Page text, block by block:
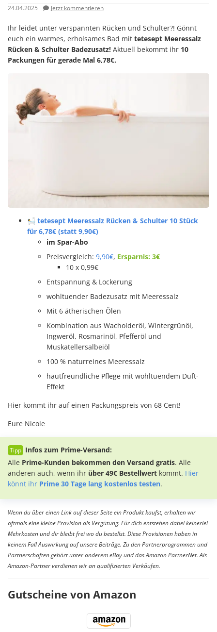
24.04.2025 Jetzt kommentieren
Ihr leidet unter verspannten Rücken und Schulter?! Gönnt
euch ein warmes, erholsames Bad mit tetesept Meeressalz
Rücken & Schulter Badezusatz! Aktuell bekommt ihr 10
Packungen für gerade Mal 6,78€.
🛀 tetesept Meeressalz Rücken & Schulter 10 Stück
für 6,78€ (statt 9,90€)
im Spar-Abo
Preisvergleich: 9,90€, Ersparnis: 3€
10 x 0,99€
Entspannung & Lockerung
wohltuender Badezusatz mit Meeressalz
Mit 6 ätherischen Ölen
Kombination aus Wacholderöl, Wintergrünöl,
Ingweröl, Rosmarinöl, Pfefferöl und
Muskatellersalbeiöl
100 % naturreines Meeressalz
hautfreundliche Pflege mit wohltuendem Duft-
Effekt
Hier kommt ihr auf einen Packungspreis von 68 Cent!
Eure Nicole
Infos zum Prime-Versand:
Alle Prime-Kunden bekommen den Versand gratis. Alle
anderen auch, wenn ihr über 49€ Bestellwert kommt. Hier
könnt ihr Prime 30 Tage lang kostenlos testen.
Wenn du über einen Link auf dieser Seite ein Produkt kaufst, erhalten wir
oftmals eine kleine Provision als Vergütung. Für dich entstehen dabei keinerlei
Mehrkosten und dir bleibt frei wo du bestellst. Diese Provisionen haben in
keinem Fall Auswirkung auf unsere Beiträge. Zu den Partnerprogrammen und
Partnerschaften gehört unter anderem eBay und das Amazon PartnerNet. Als
Amazon-Partner verdienen wir an qualifizierten Verkäufen.
Gutscheine von Amazon